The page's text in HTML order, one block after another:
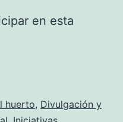
en esta
huerto, Divulgación y